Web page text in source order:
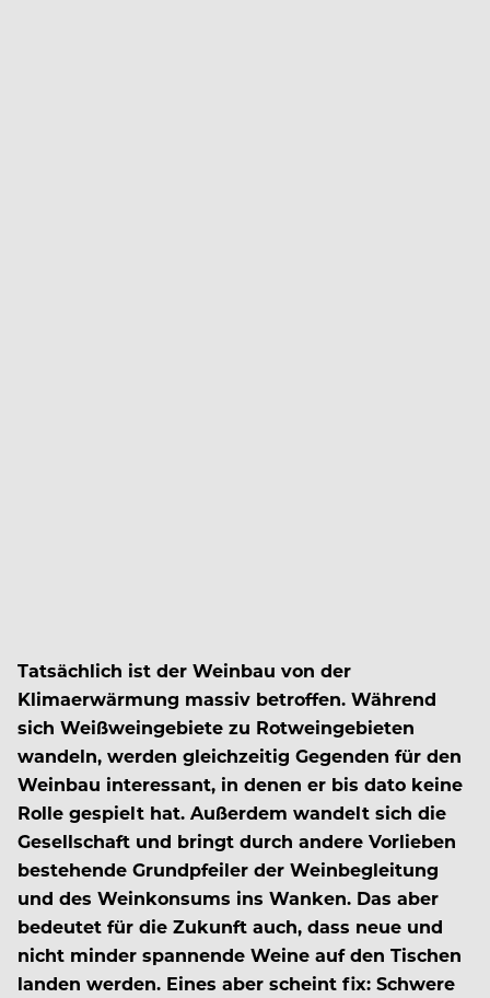
Tatsächlich ist der Weinbau von der
Klimaerwärmung massiv betroffen. Während
sich Weißweingebiete zu Rotweingebieten
wandeln, werden gleichzeitig Gegenden für den
Weinbau interessant, in denen er bis dato keine
Rolle gespielt hat. Außerdem wandelt sich die
Gesellschaft und bringt durch andere Vorlieben
bestehende Grundpfeiler der Weinbegleitung
und des Weinkonsums ins Wanken. Das aber
bedeutet für die Zukunft auch, dass neue und
nicht minder spannende Weine auf den Tischen
landen werden. Eines aber scheint fix: Schwere